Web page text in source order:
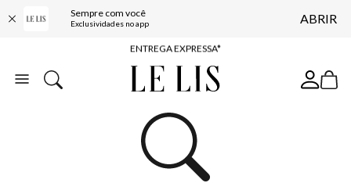
Sempre com você
Exclusividades no app ABRIR
COMPRE ONLINE E RETIRE EM LOJA*
ENTREGA EXPRESSA*
FRETE GRÁTIS*
10% OFF NA PRIMEIRA COMPRA*